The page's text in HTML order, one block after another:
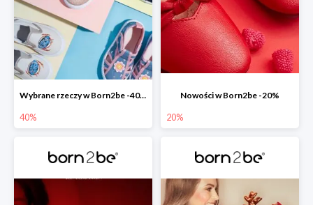
Wybrane rzeczy w Born2be -40%
40%
Nowości w Born2be -20%
20%